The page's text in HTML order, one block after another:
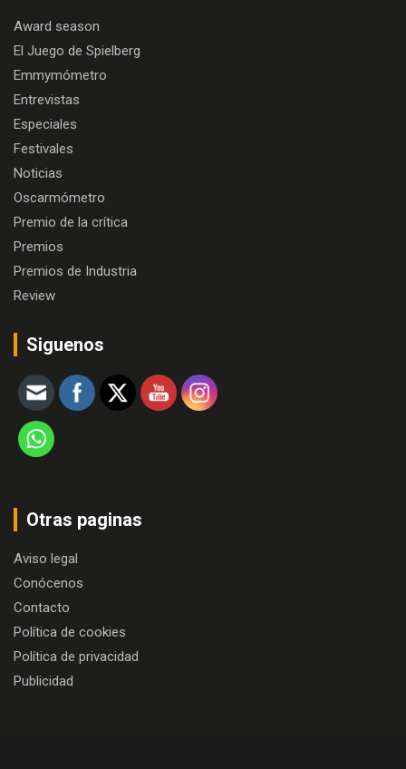
Award season
El Juego de Spielberg
Emmymómetro
Entrevistas
Especiales
Festivales
Noticias
Oscarmómetro
Premio de la crítica
Premios
Premios de Industria
Review
Siguenos
Otras paginas
Aviso legal
Conócenos
Contacto
Política de cookies
Política de privacidad
Publicidad